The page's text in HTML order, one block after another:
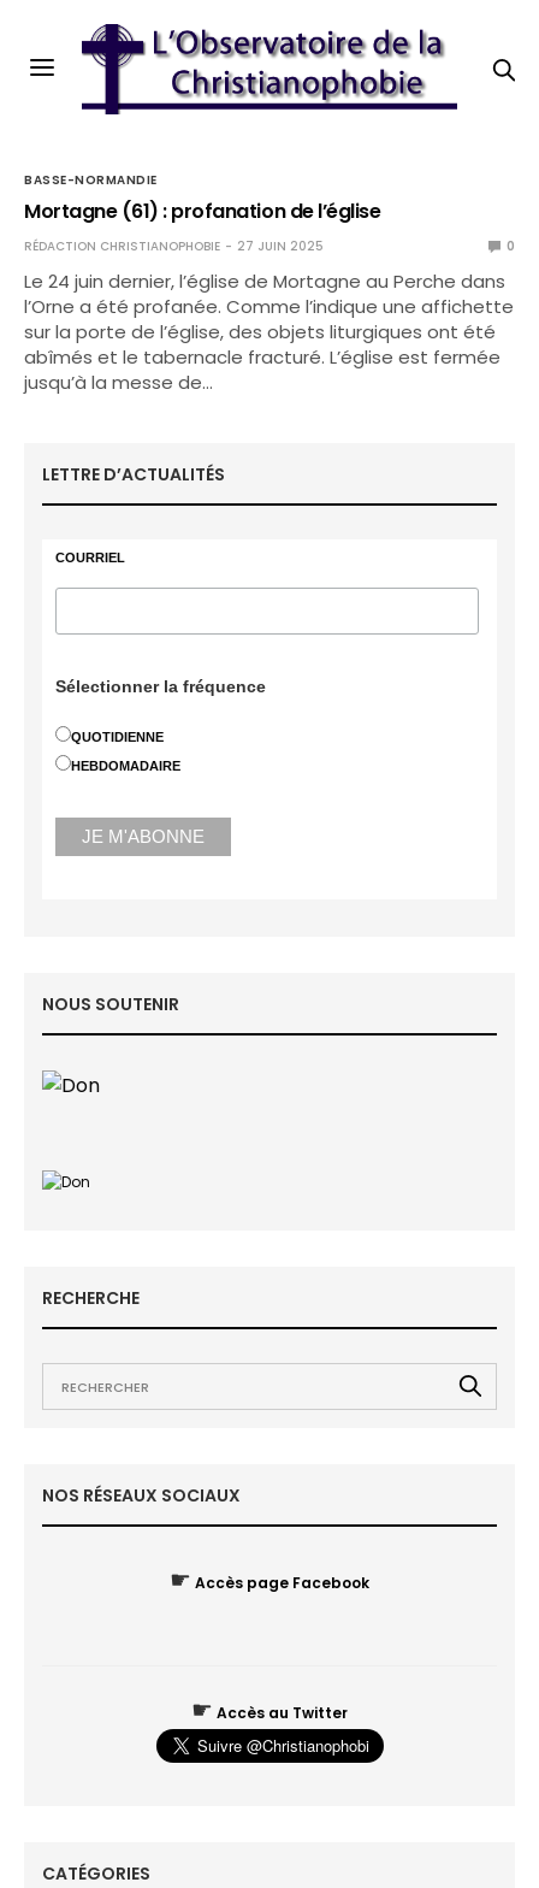
BASSE-NORMANDIE
Mortagne (61) : profanation de l’église
RÉDACTION CHRISTIANOPHOBIE 27 JUIN 2025 0
Le 24 juin dernier, l’église de Mortagne au Perche dans
l’Orne a été profanée. Comme l’indique une affichette
sur la porte de l’église, des objets liturgiques ont été
abîmés et le tabernacle fracturé. L’église est fermée
jusqu’à la messe de…
LETTRE D’ACTUALITÉS
COURRIEL
Sélectionner la fréquence
QUOTIDIENNE
HEBDOMADAIRE
NOUS SOUTENIR
RECHERCHE
NOS RÉSEAUX SOCIAUX
☛ Accès page Facebook
☛ Accès au Twitter
CATÉGORIES